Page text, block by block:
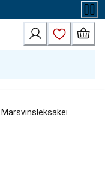
Marsvinsleksaker